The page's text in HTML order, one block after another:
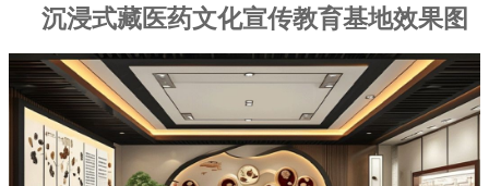
沉浸式藏医药文化宣传教育基地效果图